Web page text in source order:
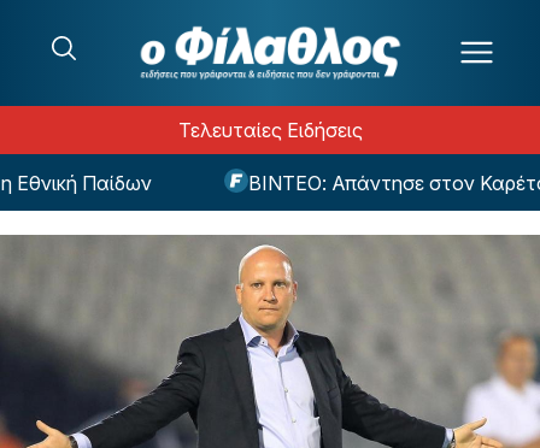
Τελευταίες Ειδήσεις
Παίδων ΒΙΝΤΕΟ: Απάντησε στον Καρέτσα